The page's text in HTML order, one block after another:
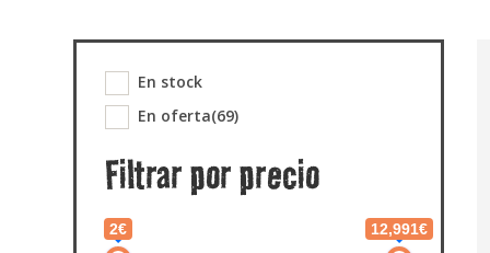
En stock
En oferta(69)
Filtrar por precio
2€ 12,991€